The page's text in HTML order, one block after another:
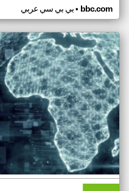
بي بي سي عربي• bbc.com